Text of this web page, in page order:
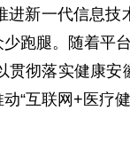
新一代信息
跑腿。随着平
彻落实健康
“互联网+医疗